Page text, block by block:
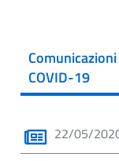
COVID-19
22/05/